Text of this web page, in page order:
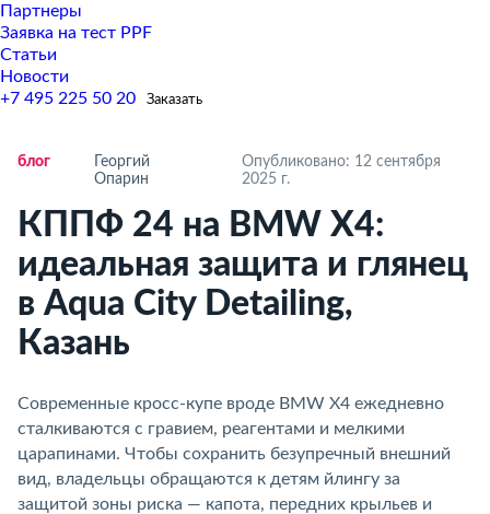
Партнеры
Заявка на тест PPF
Статьи
Новости
+7 495 225 50 20
Заказать
ло
Георгий
Опарин
Опубликовано: 12 сентября
2025 г.
КППФ 24 на BMW X4:
идеальная защита и глянец
Aqua City Detailing,
Казань
Современные кросс-купе вроде BMW X4 ежедневно
сталкиваются с гравием, реагентами и мелкими
царапинами. Чтобы сохранить безупречный внешний
ид, владельцы обращаются к детям йлингу за
защитой зоны риска — капота, передних крыльев и